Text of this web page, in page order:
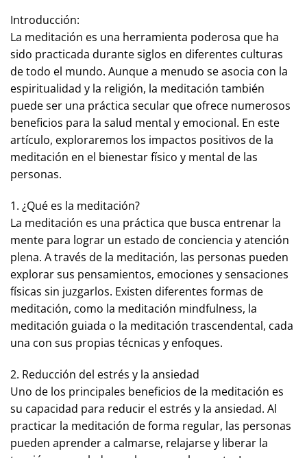
Introducción:
La meditación es una herramienta poderosa que ha
sido practicada durante siglos en diferentes culturas
de todo el mundo. Aunque a menudo se asocia con la
espiritualidad y la religión, la meditación también
puede ser una práctica secular que ofrece numerosos
beneficios para la salud mental y emocional. En este
artículo, exploraremos los impactos positivos de la
meditación en el bienestar físico y mental de las
personas.
1. ¿Qué es la meditación?
La meditación es una práctica que busca entrenar la
mente para lograr un estado de conciencia y atención
plena. A través de la meditación, las personas pueden
explorar sus pensamientos, emociones y sensaciones
físicas sin juzgarlos. Existen diferentes formas de
meditación, como la meditación mindfulness, la
meditación guiada o la meditación trascendental, cada
una con sus propias técnicas y enfoques.
2. Reducción del estrés y la ansiedad
Uno de los principales beneficios de la meditación es
su capacidad para reducir el estrés y la ansiedad. Al
practicar la meditación de forma regular, las personas
pueden aprender a calmarse, relajarse y liberar la